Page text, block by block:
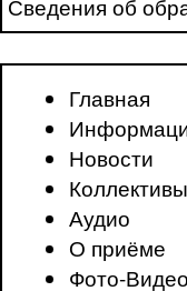
Главная
Новости
Коллективы
Аудио
О приёме
Фото-Видео